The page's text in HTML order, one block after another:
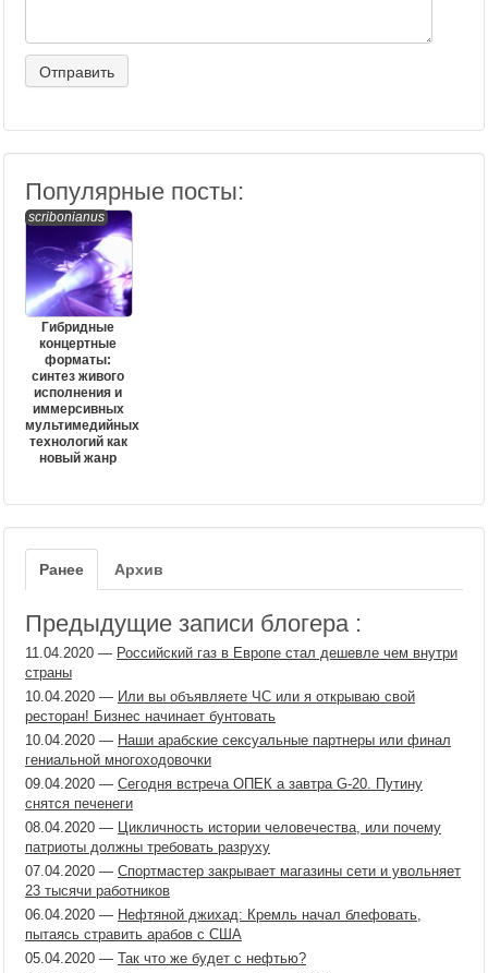
Популярные посты:
scribonianus
Гибридные
концертные
форматы:
синтез живого
исполнения и
иммерсивных
мультимедийных
технологий как
новый жанр
Ранее Архив
Предыдущие записи блогера :
11.04.2020 — Российский газ в Европе стал дешевле чем внутри
страны
10.04.2020 — Или вы объявляете ЧС или я открываю свой
ресторан! Бизнес начинает бунтовать
10.04.2020 — Наши арабские сексуальные партнеры или финал
гениальной многоходовочки
09.04.2020 — Сегодня встреча ОПЕК а завтра G-20. Путину
снятся печенеги
08.04.2020 — Цикличность истории человечества, или почему
патриоты должны требовать разруху
07.04.2020 — Спортмастер закрывает магазины сети и увольняет
23 тысячи работников
06.04.2020 — Нефтяной джихад: Кремль начал блефовать,
пытаясь стравить арабов с США
05.04.2020 — Так что же будет с нефтью?